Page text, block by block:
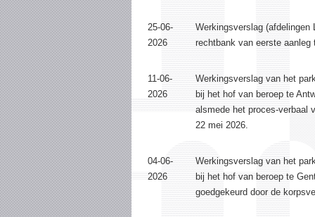
25-06-
2026
Werkingsverslag (afdelingen
rechtbank van eerste
11-06-
2026
Werkingsverslag van het
bij het hof van beroep te
alsmede het proces-verbaal
22 mei 2026.
04-06-
2026
Werkingsverslag van het
bij het hof van beroep te
goedgekeurd door de